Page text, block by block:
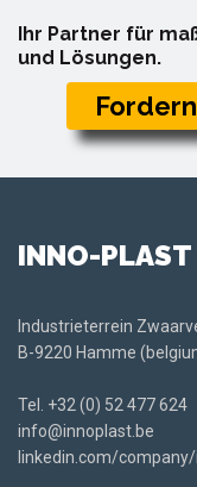
Ihr Partner für
und Lösungen.
INNO-
Industrieterrein
B-9220 Hamme
Tel. +32 (0) 52 477 624
info@innoplast.be
linkedin.com/